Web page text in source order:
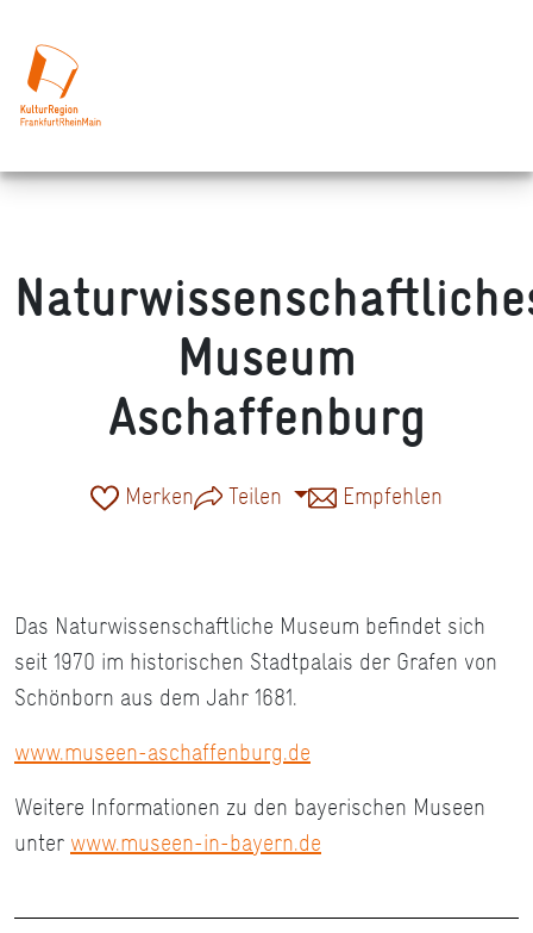
Museum
Aschaffenburg
Merken Teilen Empfehlen
Das Naturwissenschaftliche Museum befindet sich
seit 1970 im historischen Stadtpalais der Grafen von
Schönborn aus dem Jahr 1681.
www.museen-aschaffenburg.de
Weitere Informationen zu den bayerischen Museen
unter www.museen-in-bayern.de